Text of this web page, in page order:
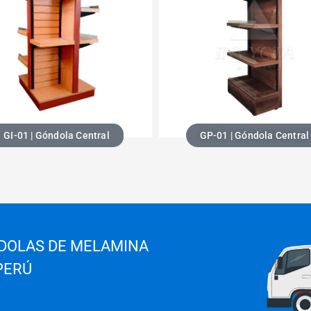
GI-01 | Góndola Central GP-01 | Góndola Central
DE MELAMINA